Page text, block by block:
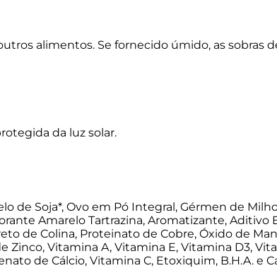
alimentos. Se fornecido úmido, as sobras
da luz solar.
de Soja*, Ovo em Pó Integral, Gérmen de
Amarelo Tartrazina, Aromatizante,
de Colina, Proteinato de Cobre, Óxido de
Vitamina A, Vitamina E, Vitamina D3,
de Cálcio, Vitamina C, Etoxiquim, B.H.A. e